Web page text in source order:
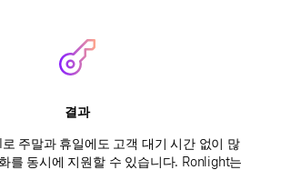
결과
주말과 휴일에도 고객 대기 시간 없이 많
를 동시에 지원할 수 있습니다. Ronlight는